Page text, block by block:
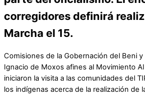
corregidores definirá
Marcha el 15.
Comisiones de la Gobernación del Beni y
Ignacio de Moxos afines al Movimiento
iniciaron la visita a las comunidades del
los indígenas acerca de la realización de